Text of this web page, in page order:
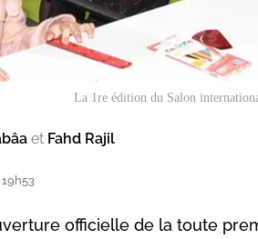
La 1re édition du Salon
et Fahd Rajil
officielle de la toute